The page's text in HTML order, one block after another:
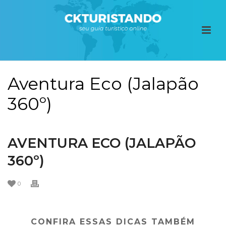
Aventura Eco (Jalapão
360º)
AVENTURA ECO (JALAPÃO
360º)
0
CONFIRA ESSAS DICAS TAMBÉM